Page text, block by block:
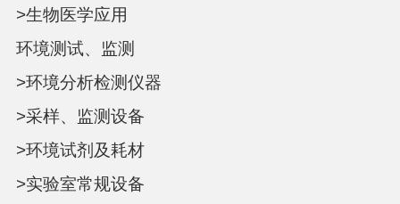
>生物医学应用
环境测试、监测
>环境分析检测仪器
>采样、监测设备
>环境试剂及耗材
>实验室常规设备